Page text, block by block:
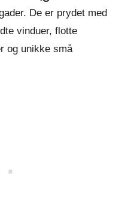
De er prydet med
vinduer, flotte
og unikke små